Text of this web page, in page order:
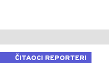
ČITAOCI REPORTERI